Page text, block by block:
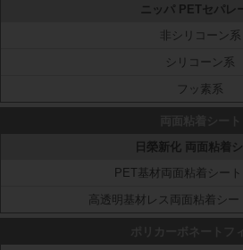
ニッパ PETセパレ
非シリコーン系
シリコーン系
フッ素系
日榮新化 両面粘着
PET基材両面粘着シー
高透明基材レス両面粘着シー